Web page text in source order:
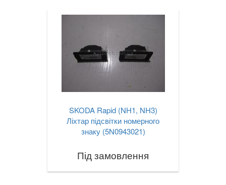
SKODA Rapid (NH1, NH3)
Ліхтар підсвітки номерного
знаку (5N0943021)
Під замовлення